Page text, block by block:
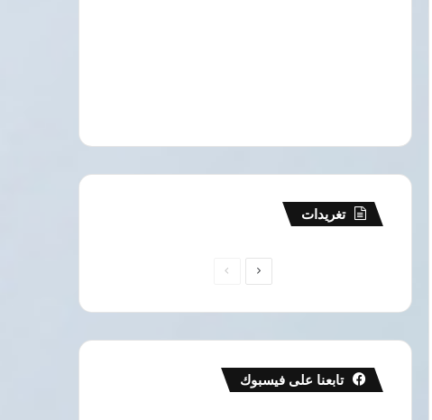
تغريدات
الصفحةالصفحة
تابعنا على فيسبوك